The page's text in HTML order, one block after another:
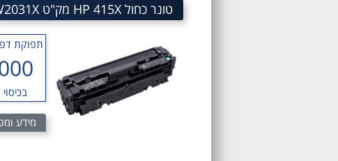
טונר כחול HP 415X מק"ט HP 415X CYAN Toner Cartridge HP W2031X
תפוקת
בכיסוי
מידע